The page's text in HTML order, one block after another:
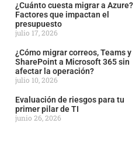
¿Cuánto cuesta migrar a Azure?
Factores que impactan el
presupuesto
julio 17, 2026
¿Cómo migrar correos, Teams y
SharePoint a Microsoft 365 sin
afectar la operación?
julio 10, 2026
Evaluación de riesgos para tu
primer pilar de TI
junio 26, 2026